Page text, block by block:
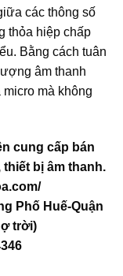
các thông số
thỏa hiệp chấp
Bằng cách tuân
âm thanh
mà không
cung cấp bán
bị âm thanh.
Phố Huế-Quận
trời)